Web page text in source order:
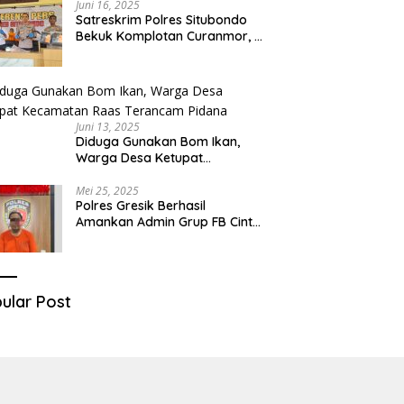
Juni 16, 2025
Satreskrim Polres Situbondo
Bekuk Komplotan Curanmor, 9
Juni 13, 2025
Diduga Gunakan Bom Ikan,
Warga Desa Ketupat
Pidana
Mei 25, 2025
Polres Gresik Berhasil
Amankan Admin Grup FB Cinta
Post